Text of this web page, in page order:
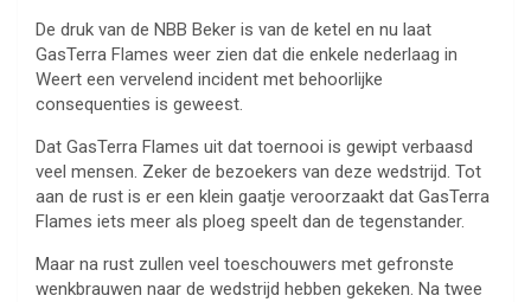
De druk van de NBB Beker is van de ketel en nu laat
GasTerra Flames weer zien dat die enkele nederlaag in
Weert een vervelend incident met behoorlijke
consequenties is geweest.
Dat GasTerra Flames uit dat toernooi is gewipt verbaasd
veel mensen. Zeker de bezoekers van deze wedstrijd. Tot
aan de rust is er een klein gaatje veroorzaakt dat GasTerra
Flames iets meer als ploeg speelt dan de tegenstander.
Maar na rust zullen veel toeschouwers met gefronste
wenkbrauwen naar de wedstrijd hebben gekeken. Na twee